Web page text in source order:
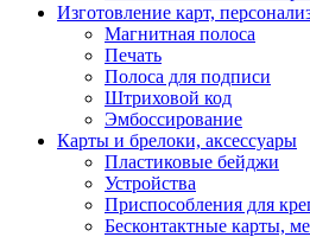
Изготовление карт,
Магнитная полоса
Печать
Полоса для подписи
Штриховой код
Эмбоссирование
Карты и брелоки, аксессуары
Пластиковые бейджи
Устройства
Приспособления для
Бесконтактные карты,